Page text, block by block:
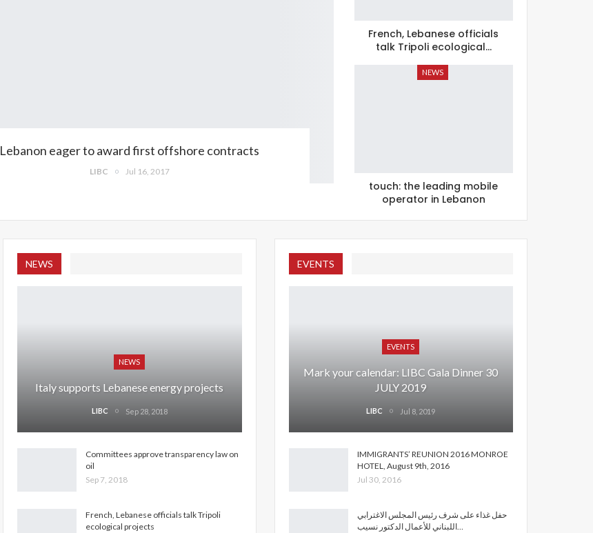
Lebanon eager to award first offshore contracts
LIBC Jul 16, 2017
French, Lebanese officials
talk Tripoli ecological…
NEWS
touch: the leading mobile
operator in Lebanon
NEWS
NEWS
Italy supports Lebanese energy projects
LIBC Sep 28, 2018
Committees approve transparency law on
oil
Sep 7, 2018
French, Lebanese officials talk Tripoli
ecological projects
EVENTS
EVENTS
Mark your calendar: LIBC Gala Dinner 30
JULY 2019
LIBC Jul 8, 2019
IMMIGRANTS’ REUNION 2016 MONROE
HOTEL, August 9th, 2016
Jul 30, 2016
حفل غذاء على شرف رئيس المجلس الاغترابي
اللبناني للأعمال الدكتور نسيب…